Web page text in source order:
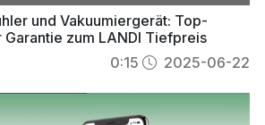
und Vakuumiergerät: Top-
Garantie zum LANDI Tiefpreis
0:15 2025-06-22